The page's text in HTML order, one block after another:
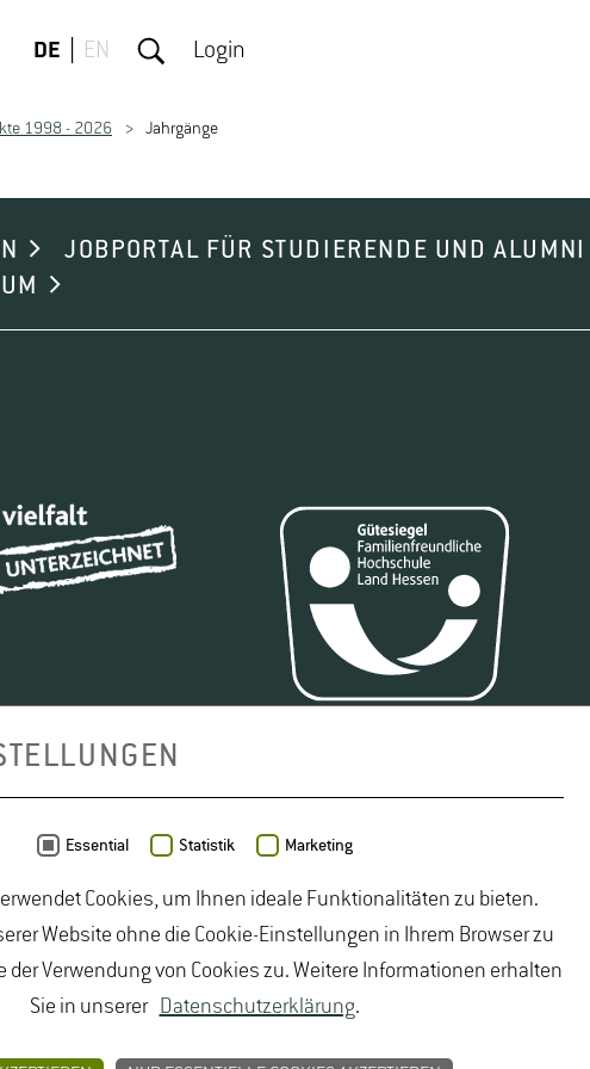
DE EN Login
1998 - 2026 Jahrgänge
JOBPORTAL FÜR STUDIERENDE UND ALUMNI
Naturschutz
Natur|Studiengänge Umweltschutz|Studium angewandte
|Studium Logistik|Studium Natur|
Essential Statistik Marketing
Cookies, um Ihnen ideale Funktionalitäten zu bieten.
Website ohne die Cookie-Einstellungen in Ihrem Browser zu
der Verwendung von Cookies zu. Weitere Informationen erhalten
Sie in unserer Datenschutzerklärung.